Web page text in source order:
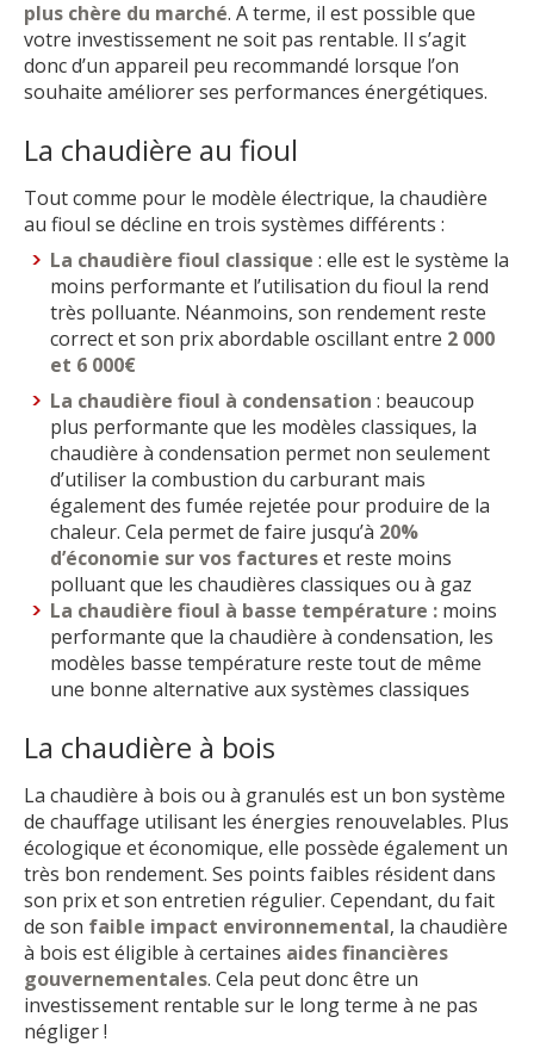
plus chère du marché. A terme, il est possible que
votre investissement ne soit pas rentable. Il s’agit
donc d’un appareil peu recommandé lorsque l’on
souhaite améliorer ses performances énergétiques.
La chaudière au fioul
Tout comme pour le modèle électrique, la chaudière
au fioul se décline en trois systèmes différents :
La chaudière fioul classique : elle est le système la
moins performante et l’utilisation du fioul la rend
très polluante. Néanmoins, son rendement reste
correct et son prix abordable oscillant entre 2 000
et 6 000€
La chaudière fioul à condensation : beaucoup
plus performante que les modèles classiques, la
chaudière à condensation permet non seulement
d’utiliser la combustion du carburant mais
également des fumée rejetée pour produire de la
chaleur. Cela permet de faire jusqu’à 20%
d’économie sur vos factureset reste moins
polluant que les chaudières classiques ou à gaz
La chaudière fioul à basse température : moins
performante que la chaudière à condensation, les
modèles basse température reste tout de même
une bonne alternative aux systèmes classiques
La chaudière à bois
La chaudière à bois ou à granulés est un bon système
de chauffage utilisant les énergies renouvelables. Plus
écologique et économique, elle possède également un
très bon rendement. Ses points faibles résident dans
son prix et son entretien régulier. Cependant, du fait
de son faible impact environnemental, la chaudière
à bois est éligible à certaines aides financières
gouvernementales. Cela peut donc être un
investissement rentable sur le long terme à ne pas
négliger !